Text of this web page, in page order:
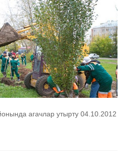
агачлар утырту 04.10.2012